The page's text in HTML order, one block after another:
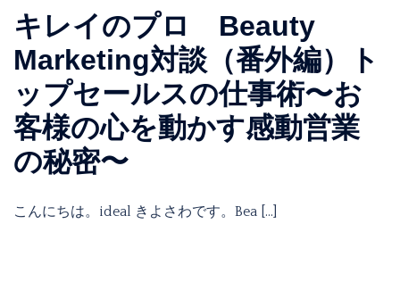
キレイのプロ Beauty
Marketing対談（番外編）ト
ップセールスの仕事術〜お
客様の心を動かす感動営業
の秘密〜
こんにちは。ideal きよさわです。Bea […]